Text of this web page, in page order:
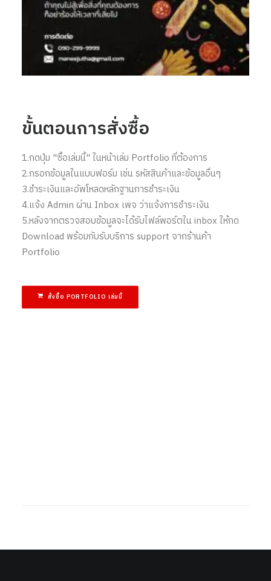
ขั้นตอนการสั่งซื้อ
1.กดปุ่ม "ซื้อเล่มนี้" ในหน้าเล่ม Portfolio ที่ต้องการ
2.กรอกข้อมูลในแบบฟอร์ม เช่น รหัสสินค้าและข้อมูลอื่นๆ
3.ชำระเงินและอัพโหลดหลักฐานการชำระเงิน
4.แจ้ง Admin ผ่าน Inbox เพจ ว่าแจ้งการชำระเงิน
5.หลังจากตรวจสอบข้อมูลจะได้รับไฟล์พอร์ตใน inbox ให้กด
Download พร้อมกับรับบริการ support จากร้านค้า
Portfolio
สั่งซื้อ PORTFOLIO เล่มนี้